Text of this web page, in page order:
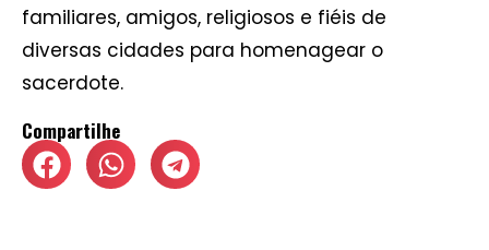
familiares, amigos, religiosos e fiéis de
diversas cidades para homenagear o
sacerdote.
Compartilhe